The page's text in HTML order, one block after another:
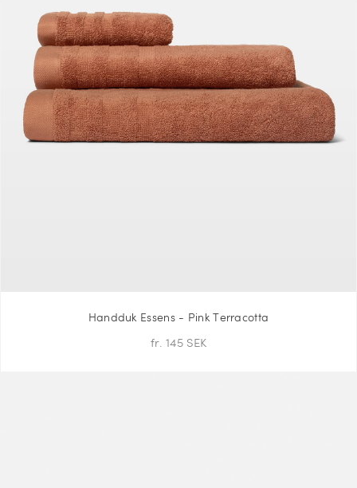
Handduk Essens - Pink Terracotta
fr. 145 SEK